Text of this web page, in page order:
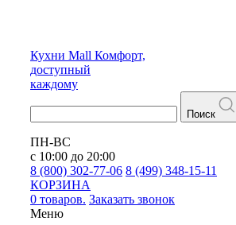
Кухни Mall Комфорт,
доступный
каждому
Поиск
ПН-ВС
с 10:00 до 20:00
8 (800) 302-77-06 8 (499) 348-15-11
КОРЗИНА
0 товаров. Заказать звонок
Меню